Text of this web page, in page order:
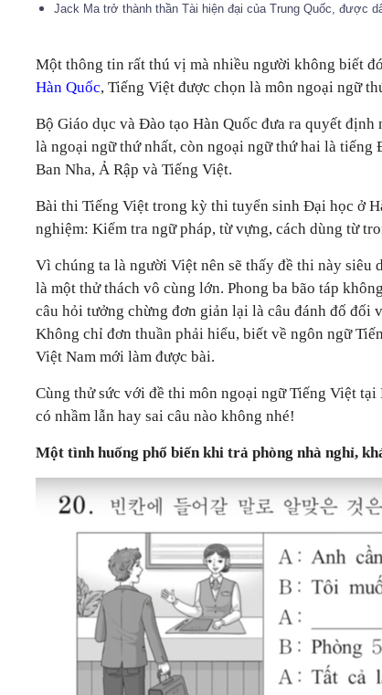
Jack Ma trở thành thần Tài hiện đại của Trung Quốc, được
Một thông tin rất thú vị mà nhiều người không biết
Hàn Quốc, Tiếng Việt được chọn là môn ngoại ngữ
Bộ Giáo dục và Đào tạo Hàn Quốc đưa ra quyết định
là ngoại ngữ thứ nhất, còn ngoại ngữ thứ hai là tiếng
Ban Nha, Ả Rập và Tiếng Việt.
Bài thi Tiếng Việt trong kỳ thi tuyển sinh Đại học ở
nghiệm: Kiểm tra ngữ pháp, từ vựng, cách dùng từ
Vì chúng ta là người Việt nên sẽ thấy đề thi này siêu
là một thử thách vô cùng lớn. Phong ba bão táp
câu hỏi tưởng chừng đơn giản lại là câu đánh đố đối
Không chỉ đơn thuần phải hiểu, biết về ngôn ngữ
Việt Nam mới làm được bài.
Cùng thử sức với đề thi môn ngoại ngữ Tiếng Việt tại
có nhầm lẫn hay sai câu nào không nhé!
Một tình huống phổ biến khi trả phòng nhà nghỉ,